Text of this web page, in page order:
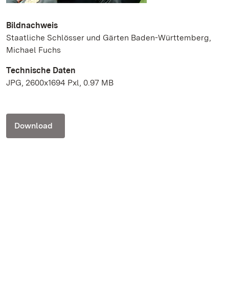
Bildnachweis
Staatliche Schlösser und Gärten Baden-Württemberg,
Michael Fuchs
Technische Daten
JPG, 2600x1694 Pxl, 0.97 MB
Download